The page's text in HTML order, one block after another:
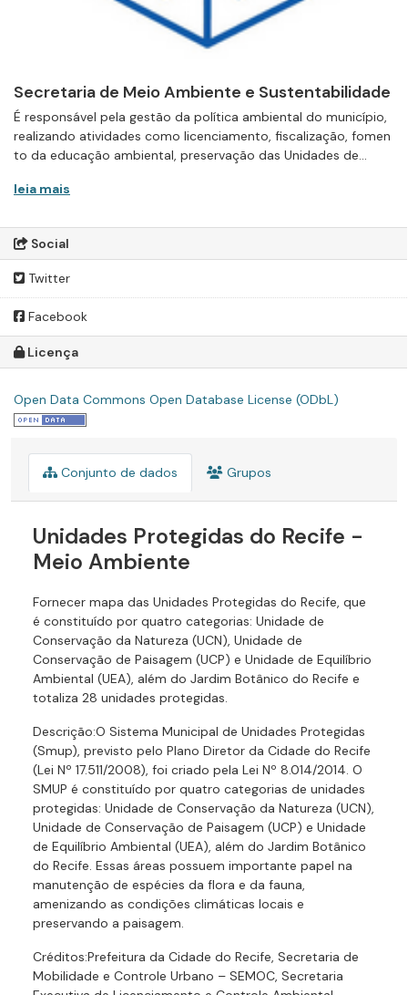
Secretaria de Meio Ambiente e Sustentabilidade
É responsável pela gestão da política ambiental do município,
realizando atividades como licenciamento, fiscalização, fomen
to da educação ambiental, preservação das Unidades de...
leia mais
Social
Twitter
Facebook
Licença
Open Data Commons Open Database License (ODbL)
Conjunto de dados Grupos
Unidades Protegidas do Recife -
Meio Ambiente
Fornecer mapa das Unidades Protegidas do Recife, que
é constituído por quatro categorias: Unidade de
Conservação da Natureza (UCN), Unidade de
Conservação de Paisagem (UCP) e Unidade de Equilíbrio
Ambiental (UEA), além do Jardim Botânico do Recife e
totaliza 28 unidades protegidas.
Descrição:O Sistema Municipal de Unidades Protegidas
(Smup), previsto pelo Plano Diretor da Cidade do Recife
(Lei Nº 17.511/2008), foi criado pela Lei Nº 8.014/2014. O
SMUP é constituído por quatro categorias de unidades
protegidas: Unidade de Conservação da Natureza (UCN),
Unidade de Conservação de Paisagem (UCP) e Unidade
de Equilíbrio Ambiental (UEA), além do Jardim Botânico
do Recife. Essas áreas possuem importante papel na
manutenção de espécies da flora e da fauna,
amenizando as condições climáticas locais e
preservando a paisagem.
Créditos:Prefeitura da Cidade do Recife, Secretaria de
Mobilidade e Controle Urbano – SEMOC, Secretaria